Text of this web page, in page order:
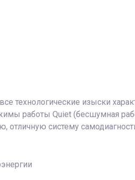
технологические изыски
работы Quiet (бесшумная
систему